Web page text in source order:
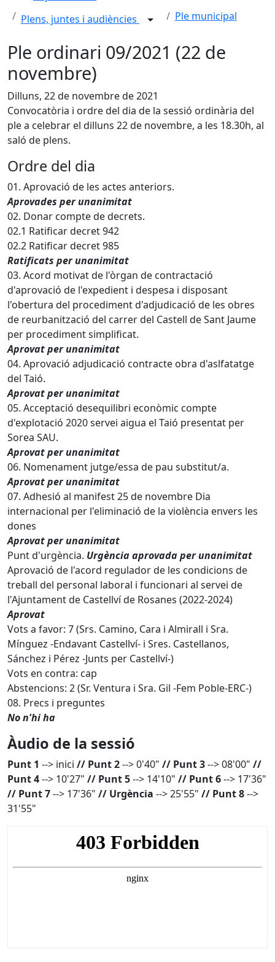
Plens, juntes i audiències
Ple municipal
Ple ordinari 09/2021 (22 de
novembre)
Dilluns, 22 de novembre de 2021
Convocatòria i ordre del dia de la sessió ordinària del
ple a celebrar el dilluns 22 de novembre, a les 18.30h, al
saló de plens.
Ordre del dia
01. Aprovació de les actes anteriors.
Aprovades per unanimitat
02. Donar compte de decrets.
02.1 Ratificar decret 942
02.2 Ratificar decret 985
Ratificats per unanimitat
03. Acord motivat de l'òrgan de contractació
d'aprovació de l'expedient i despesa i disposant
l'obertura del procediment d'adjudicació de les obres
de reurbanització del carrer del Castell de Sant Jaume
per procediment simplificat.
Aprovat per unanimitat
04. Aprovació adjudicació contracte obra d'aslfatatge
del Taió.
Aprovat per unanimitat
05. Acceptació desequilibri econòmic compte
d'explotació 2020 servei aigua el Taió presentat per
Sorea SAU.
Aprovat per unanimitat
06. Nomenament jutge/essa de pau substitut/a.
Aprovat per unanimitat
07. Adhesió al manifest 25 de novembre Dia
internacional per l'eliminació de la violència envers les
dones
Aprovat per unanimitat
Punt d'urgència. Urgència aprovada per unanimitat
Aprovació de l'acord regulador de les condicions de
treball del personal laboral i funcionari al servei de
l'Ajuntament de Castellví de Rosanes (2022-2024)
Aprovat
Vots a favor: 7 (Srs. Camino, Cara i Almirall i Sra.
Mínguez -Endavant Castellví- i Sres. Castellanos,
Sánchez i Pérez -Junts per Castellví-)
Vots en contra: cap
Abstencions: 2 (Sr. Ventura i Sra. Gil -Fem Poble-ERC-)
08. Precs i preguntes
No n'hi ha
Àudio de la sessió
Punt 1 --> inici // Punt 2--> 0'40" // Punt 3--> 08'00" //
Punt 4--> 10'27" // Punt 5--> 14'10" // Punt 6--> 17'36"
// Punt 7--> 17'36" // Urgència --> 25'55" // Punt 8-->
31'55"